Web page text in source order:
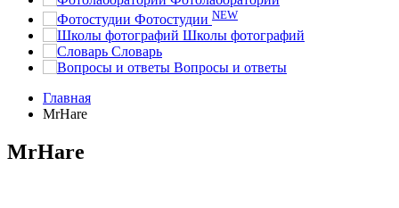
Фотостудии NEW
Школы фотографий
Словарь
Вопросы и ответы
Главная
MrHare
MrHare